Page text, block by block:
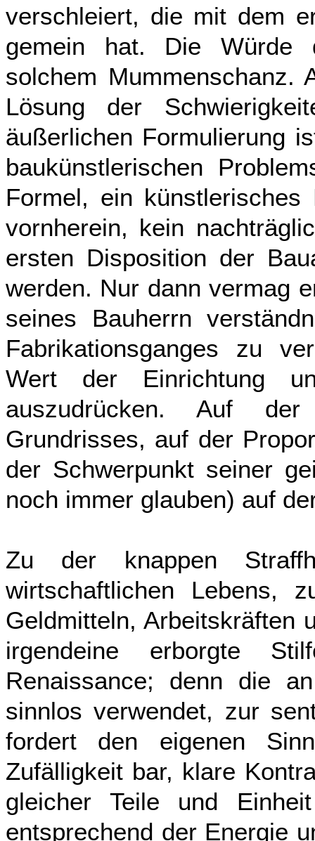
verschleiert, die mit dem
gemein hat. Die Würde
solchem Mummenschanz.
Lösung der
äußerlichen Formulierung
baukünstlerischen
Formel, ein
vornherein, kein
ersten Disposition der
werden. Nur dann vermag
seines Bauherrn
Fabrikationsganges zu
Wert der Einrichtung
auszudrücken. Auf
Grundrisses, auf der
der Schwerpunkt seiner
noch immer glauben) auf
Zu der knappen
wirtschaftlichen Lebens,
Geldmitteln, Arbeitskräften
irgendeine erborgte
Renaissance; denn die
sinnlos verwendet, zur
fordert den eigenen
Zufälligkeit bar, klare
gleicher Teile und
entsprechend der Energie